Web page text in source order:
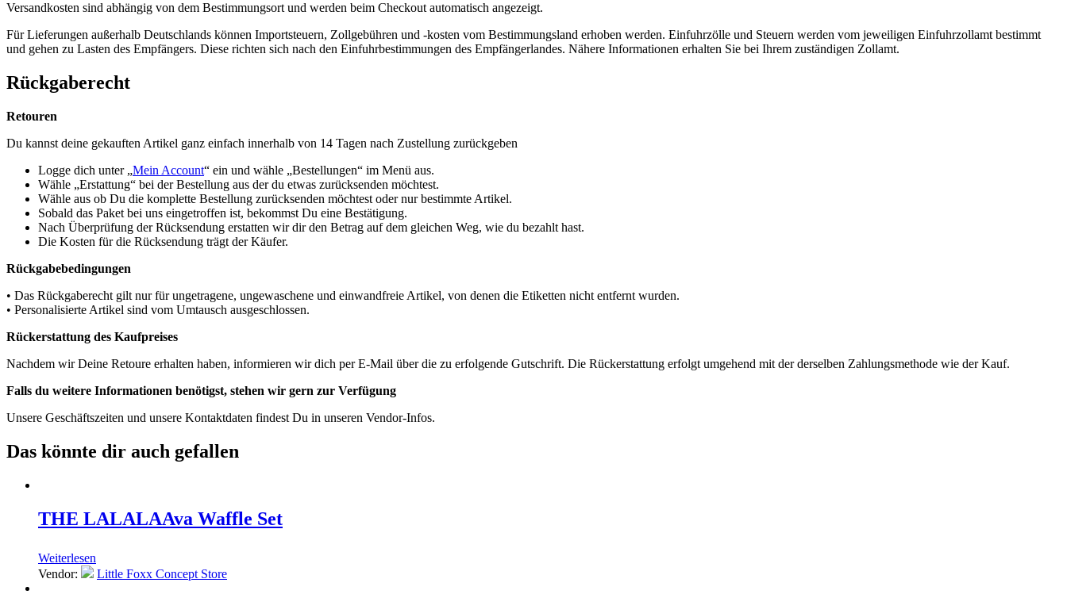
Versandkosten sind abhängig von dem Bestimmungsort und werden beim Checkout automatisch angezeigt.
Für Lieferungen außerhalb Deutschlands können Importsteuern, Zollgebühren und -kosten vom Bestimmungsland erhoben werden. Einfuhrzölle und Steuern werden vom jeweiligen Einfuhrzollamt bestimmt
und gehen zu Lasten des Empfängers. Diese richten sich nach den Einfuhrbestimmungen des Empfängerlandes. Nähere Informationen erhalten Sie bei Ihrem zuständigen Zollamt.
Rückgaberecht
Retouren
Du kannst deine gekauften Artikel ganz einfach innerhalb von 14 Tagen nach Zustellung zurückgeben
Logge dich unter „Mein Account“ ein und wähle „Bestellungen“ im Menü aus.
Wähle „Erstattung“ bei der Bestellung aus der du etwas zurücksenden möchtest.
Wähle aus ob Du die komplette Bestellung zurücksenden möchtest oder nur bestimmte Artikel.
Sobald das Paket bei uns eingetroffen ist, bekommst Du eine Bestätigung.
Nach Überprüfung der Rücksendung erstatten wir dir den Betrag auf dem gleichen Weg, wie du bezahlt hast.
Die Kosten für die Rücksendung trägt der Käufer.
Rückgabebedingungen
• Das Rückgaberecht gilt nur für ungetragene, ungewaschene und einwandfreie Artikel, von denen die Etiketten nicht entfernt wurden.
• Personalisierte Artikel sind vom Umtausch ausgeschlossen.
Rückerstattung des Kaufpreises
Nachdem wir Deine Retoure erhalten haben, informieren wir dich per E-Mail über die zu erfolgende Gutschrift. Die Rückerstattung erfolgt umgehend mit der derselben Zahlungsmethode wie der Kauf.
Falls du weitere Informationen benötigst, stehen wir gern zur Verfügung
Unsere Geschäftszeiten und unsere Kontaktdaten findest Du in unseren Vendor-Infos.
Das könnte dir auch gefallen
THE LALALAAva Waffle Set
Weiterlesen
Vendor:
Little Foxx Concept Store